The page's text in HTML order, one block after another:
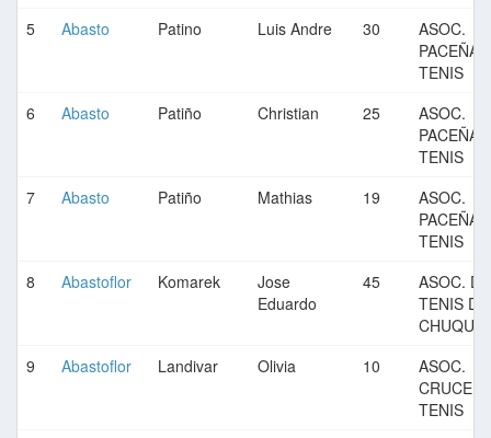
5
Abasto Patino Luis Andre 30
ASOC.
PACEÑA
TENIS
6
Abasto Patiño Christian 25
ASOC.
PACEÑA
TENIS
7
Abasto Patiño Mathias 19
ASOC.
PACEÑA
TENIS
8
Abastoflor Komarek
Jose
Eduardo
45
ASOC. DE
TENIS DE
9
Abastoflor Landivar Olivia 10
ASOC.
TENIS